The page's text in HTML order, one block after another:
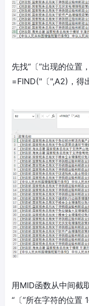
先找“〔”出现的位置
=FIND("〔",A2)，得
用MID函数从中间截
“〔”所在字符的位置